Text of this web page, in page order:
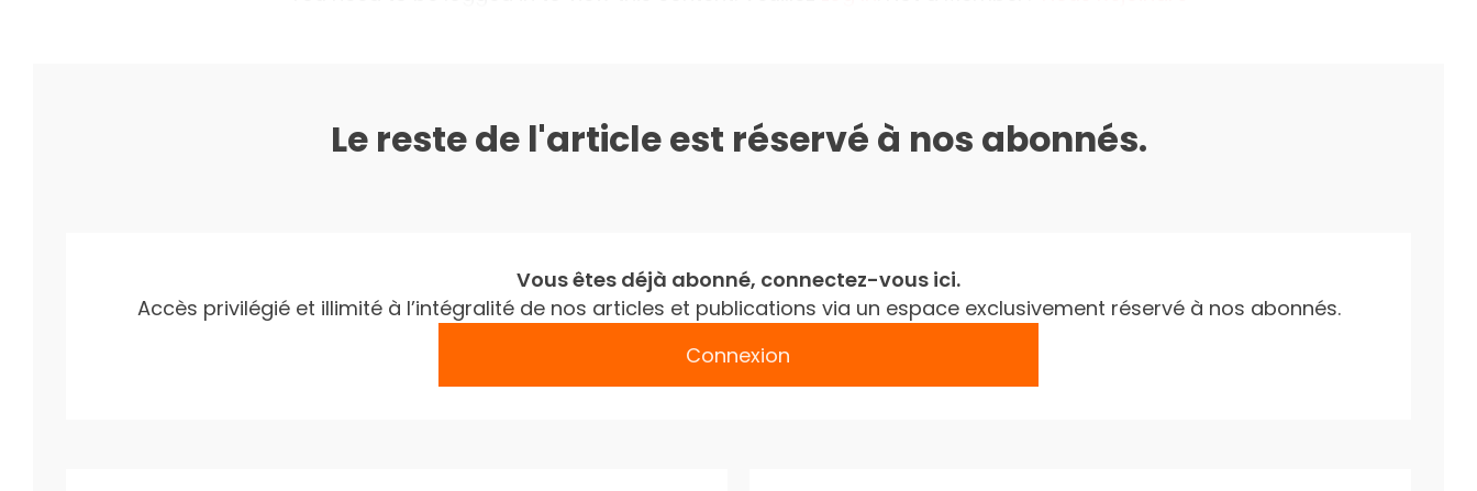
Le reste de l'article est réservé à nos abonnés.
Vous êtes déjà abonné, connectez-vous ici.
Accès privilégié et illimité à l’intégralité de nos articles et publications via un espace exclusivement réservé à nos abonnés.
Connexion